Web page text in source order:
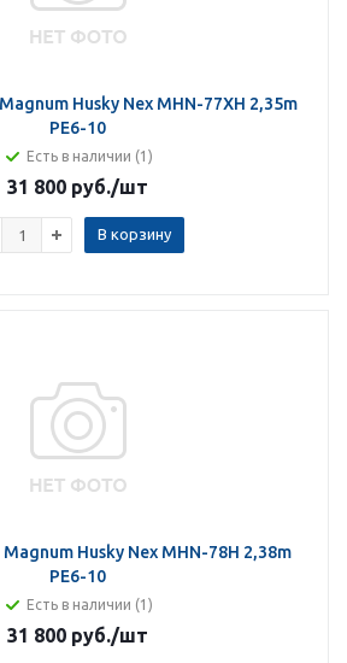
Husky Nex MHN-77XH 2,35m
PE6-10
Есть в наличии (1)
31 800 руб./шт
В корзину
Husky Nex MHN-78H 2,38m
PE6-10
Есть в наличии (1)
31 800 руб./шт